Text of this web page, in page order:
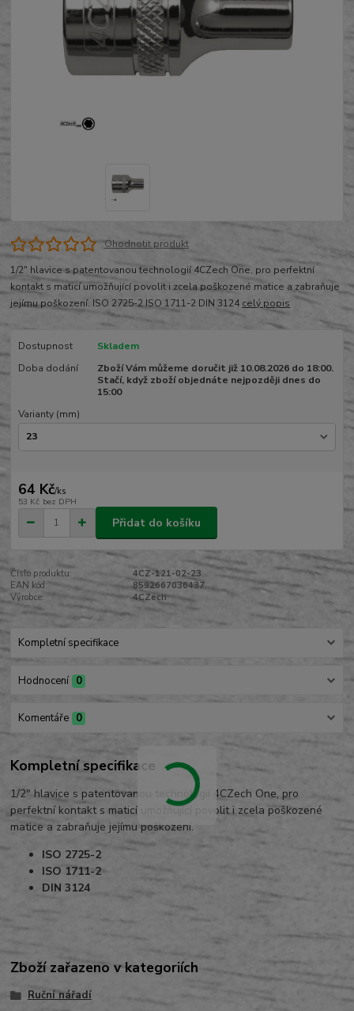
Ohodnotit produkt
1/2" hlavice s patentovanou technologií 4CZech One, pro perfektní
kontakt s maticí umožňující povolit i zcela poškozené matice a zabraňuje
jejímu poškození. ISO 2725-2 ISO 1711-2 DIN 3124 celý popis
Dostupnost
Skladem
Doba dodání
Zboží Vám můžeme doručit již 10.08.2026 do 18:00.
Stačí, když zboží objednáte nejpozději dnes do
15:00
Varianty (mm)
64 Kč/ks
53 Kč bez DPH
Přidat do košíku
Číslo produktu:
4CZ-121-02-23
EAN kód:
8592667036437
Výrobce:
4CZech
Kompletní specifikace
Hodnocení 0
Komentáře 0
Kompletní specifikace
1/2" hlavice s patentovanou technologií 4CZech One, pro
perfektní kontakt s maticí umožňující povolit i zcela poškozené
matice a zabraňuje jejímu poškození.
ISO 2725-2
ISO 1711-2
DIN 3124
Zboží zařazeno v kategoriích
Ruční nářadí